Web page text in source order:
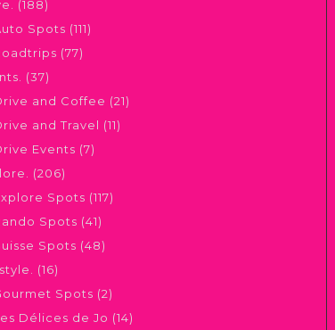
(188)
Spots (111)
(77)
(37)
and Coffee (21)
and Travel (11)
Events (7)
(206)
Spots (117)
Spots (41)
Spots (48)
(16)
Spots (2)
Délices de Jo (14)